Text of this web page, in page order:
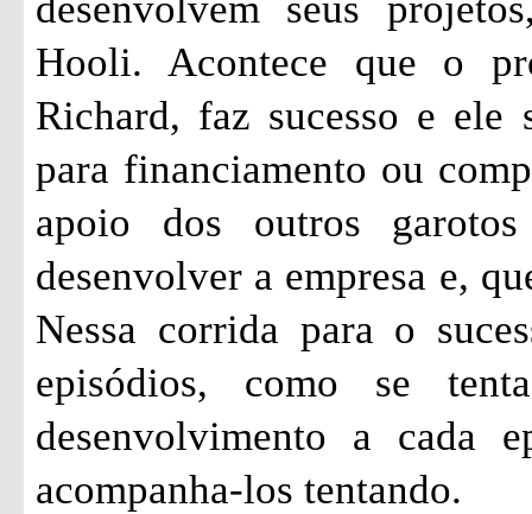
Hooli. Acontece que o
Richard, faz sucesso e ele
para financiamento ou
apoio dos outros
desenvolver a empresa e,
Nessa corrida para o
episódios, como se
desenvolvimento a cada
acompanha-los tentando.